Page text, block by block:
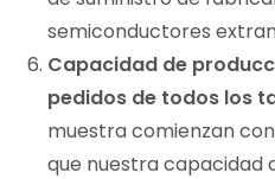
semiconductores
Capacidad de
pedidos de todos los
muestra comienzan
que nuestra capacidad